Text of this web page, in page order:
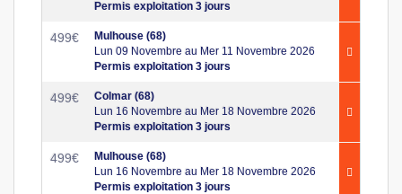
Permis exploitation 3 jours
499€
Mulhouse (68)
Lun 09 Novembre au Mer 11 Novembre 2026
Permis exploitation 3 jours
499€
Colmar (68)
Lun 16 Novembre au Mer 18 Novembre 2026
Permis exploitation 3 jours
499€
Mulhouse (68)
Lun 16 Novembre au Mer 18 Novembre 2026
Permis exploitation 3 jours